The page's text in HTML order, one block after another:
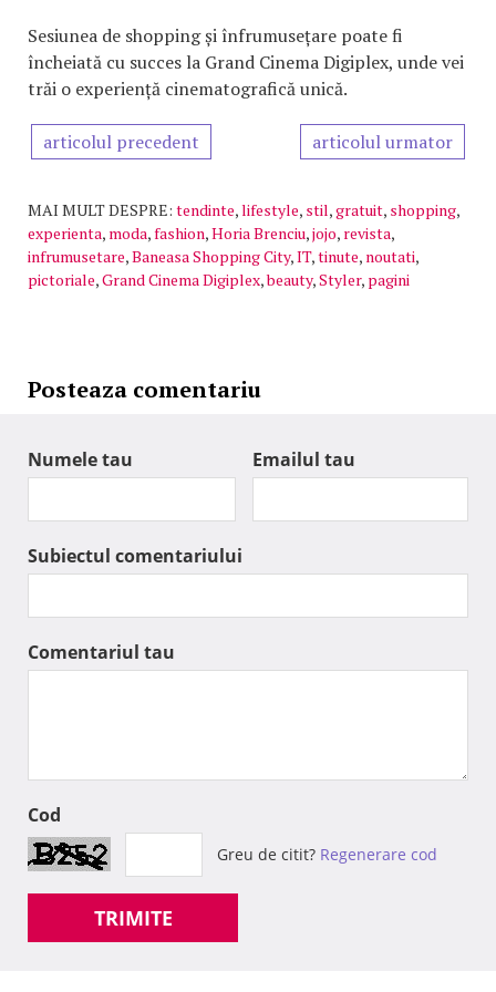
Sesiunea de shopping și înfrumusețare poate fi
încheiată cu succes la Grand Cinema Digiplex, unde vei
trăi o experiență cinematografică unică.
articolul precedent articolul urmator
MAI MULT DESPRE: tendinte,lifestyle, stil,gratuit, shopping,
experienta, moda,fashion,Horia Brenciu,jojo, revista,
infrumusetare,Baneasa Shopping City,IT,tinute, noutati,
pictoriale,Grand Cinema Digiplex,beauty,Styler, pagini
Posteaza comentariu
Numele tau Emailul tau
Subiectul comentariului
Comentariul tau
Cod
Greu de citit? Regenerare cod
TRIMITE